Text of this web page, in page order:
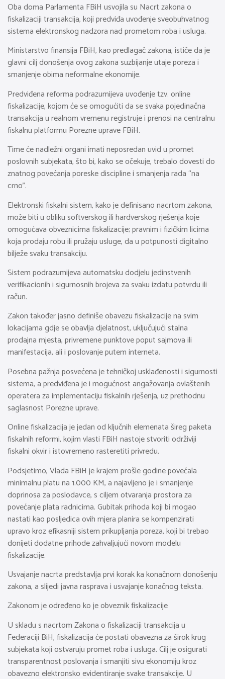
Oba doma Parlamenta FBiH usvojila su Nacrt zakona o
fiskalizaciji transakcija, koji predviđa uvođenje sveobuhvatnog
sistema elektronskog nadzora nad prometom roba i usluga.
Ministarstvo finansija FBiH, kao predlagač zakona, ističe da je
glavni cilj donošenja ovog zakona suzbijanje utaje poreza i
smanjenje obima neformalne ekonomije.
Predviđena reforma podrazumijeva uvođenje tzv. online
fiskalizacije, kojom će se omogućiti da se svaka pojedinačna
transakcija u realnom vremenu registruje i prenosi na centralnu
fiskalnu platformu Porezne uprave FBiH.
Time će nadležni organi imati neposredan uvid u promet
poslovnih subjekata, što bi, kako se očekuje, trebalo dovesti do
znatnog povećanja poreske discipline i smanjenja rada “na
crno”.
Elektronski fiskalni sistem, kako je definisano nacrtom zakona,
može biti u obliku softverskog ili hardverskog rješenja koje
omogućava obveznicima fiskalizacije; pravnim i fizičkim licima
koja prodaju robu ili pružaju usluge, da u potpunosti digitalno
bilježe svaku transakciju.
Sistem podrazumijeva automatsku dodjelu jedinstvenih
verifikacionih i sigurnosnih brojeva za svaku izdatu potvrdu ili
račun.
Zakon također jasno definiše obavezu fiskalizacije na svim
lokacijama gdje se obavlja djelatnost, uključujući stalna
prodajna mjesta, privremene punktove poput sajmova ili
manifestacija, ali i poslovanje putem interneta.
Posebna pažnja posvećena je tehničkoj usklađenosti i sigurnosti
sistema, a predviđena je i mogućnost angažovanja ovlaštenih
operatera za implementaciju fiskalnih rješenja, uz prethodnu
saglasnost Porezne uprave.
Online fiskalizacija je jedan od ključnih elemenata šireg paketa
fiskalnih reformi, kojim vlasti FBiH nastoje stvoriti održiviji
fiskalni okvir i istovremeno rasteretiti privredu.
Podsjetimo, Vlada FBiH je krajem prošle godine povećala
minimalnu platu na 1.000 KM, a najavljeno je i smanjenje
doprinosa za poslodavce, s ciljem otvaranja prostora za
povećanje plata radnicima. Gubitak prihoda koji bi mogao
nastati kao posljedica ovih mjera planira se kompenzirati
upravo kroz efikasniji sistem prikupljanja poreza, koji bi trebao
donijeti dodatne prihode zahvaljujući novom modelu
fiskalizacije.
Usvajanje nacrta predstavlja prvi korak ka konačnom donošenju
zakona, a slijedi javna rasprava i usvajanje konačnog teksta.
Zakonom je određeno ko je obveznik fiskalizacije
U skladu s nacrtom Zakona o fiskalizaciji transakcija u
Federaciji BiH, fiskalizacija će postati obavezna za širok krug
subjekata koji ostvaruju promet roba i usluga. Cilj je osigurati
transparentnost poslovanja i smanjiti sivu ekonomiju kroz
obavezno elektronsko evidentiranje svake transakcije. U